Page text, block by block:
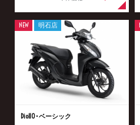
Dio110･ベーシック
NEW 明石店